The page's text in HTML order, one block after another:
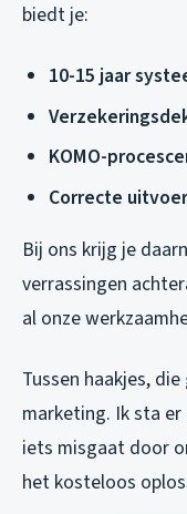
biedt je:
10-15 jaar
KOMO-
Correcte
Bij ons krijg je
verrassingen
al onze
Tussen haakjes,
marketing. Ik sta
iets misgaat door
het kosteloos